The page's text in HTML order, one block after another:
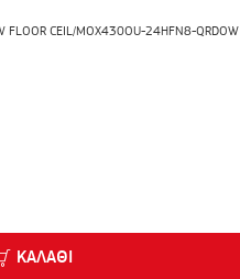
FLOOR CEIL/MOX430OU-24HFN8-QRDOW
ΚΑΛΆΘΙ